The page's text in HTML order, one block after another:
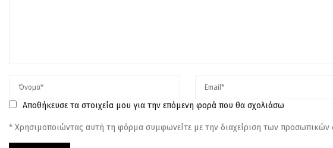
Αποθήκευσε τα στοιχεία μου για την επόμενη φορά που θα σχολιάσω
* Χρησιμοποιώντας αυτή τη φόρμα συμφωνείτε με την διαχείριση των